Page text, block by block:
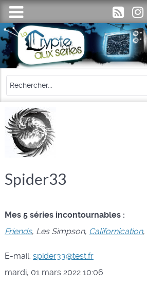
Spider33
Mes 5 séries incontournables :
Friends, Les Simpson, Californication,
E-mail: spider33@test.fr
mardi, 01 mars 2022 10:06